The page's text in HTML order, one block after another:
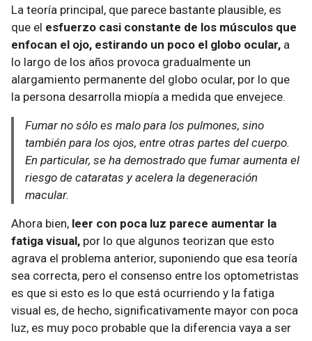
La teoría principal, que parece bastante plausible, es
que el esfuerzo casi constante de los músculos que
enfocan el ojo, estirando un poco el globo ocular, a
lo largo de los años provoca gradualmente un
alargamiento permanente del globo ocular, por lo que
la persona desarrolla miopía a medida que envejece.
Fumar no sólo es malo para los pulmones, sino
también para los ojos, entre otras partes del cuerpo.
En particular, se ha demostrado que fumar aumenta el
riesgo de cataratas y acelera la degeneración
macular.
Ahora bien, leer con poca luz parece aumentar la
fatiga visual, por lo que algunos teorizan que esto
agrava el problema anterior, suponiendo que esa teoría
sea correcta, pero el consenso entre los optometristas
es que si esto es lo que está ocurriendo y la fatiga
visual es, de hecho, significativamente mayor con poca
luz, es muy poco probable que la diferencia vaya a ser